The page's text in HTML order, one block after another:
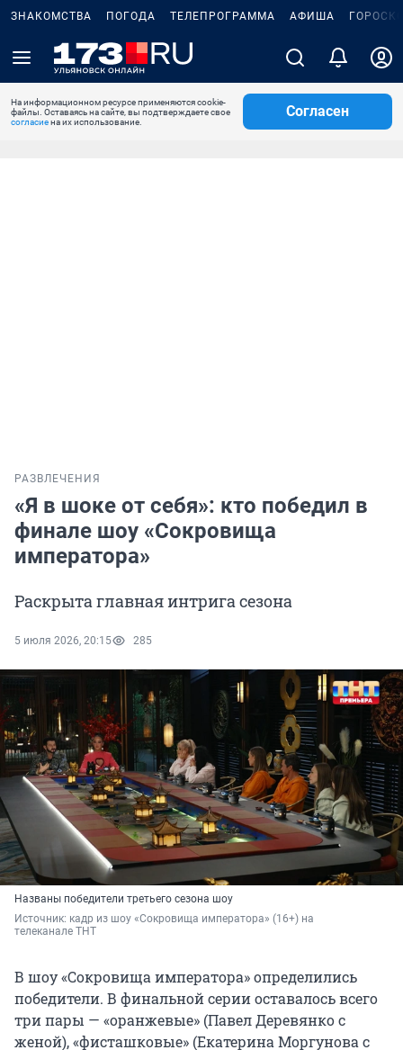
ЗНАКОМСТВА ПОГОДА ТЕЛЕПРОГРАММА АФИША
На информационном ресурсе применяются cookie-
файлы. Оставаясь на сайте, вы подтверждаете свое
согласиена их использование.
Согласен
РАЗВЛЕЧЕНИЯ
«Я в шоке от себя»: кто победил в
финале шоу «Сокровища
императора»
Раскрыта главная интрига сезона
5 июля 2026, 20:15 285
Названы победители третьего сезона шоу
Источник: кадр из шоу «Сокровища императора» (16+) на
телеканале ТНТ
В шоу «Сокровища императора» определились
победители. В финальной серии оставалось всего
три пары — «оранжевые» (Павел Деревянко с
женой), «фисташковые» (Екатерина Моргунова с